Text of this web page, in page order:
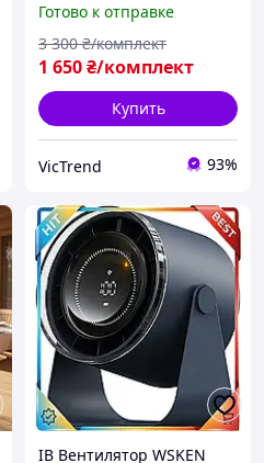
вентилятор 6W
Вентилятор с подставкой
настольный Вентилятор
для кемпинга
Готово к отправке
1 650₴/комплект
3 300 ₴/комплект
Купить
VicTrend 93%
ІВ Вентилятор WSKEN